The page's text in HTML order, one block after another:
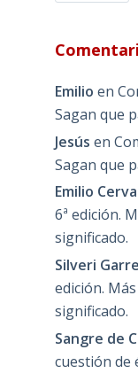
Emilio en
Sagan que
Jesús en
Sagan que
Emilio
6ª edición.
significado.
Silveri
edición.
significado.
Sangre de
cuestión de